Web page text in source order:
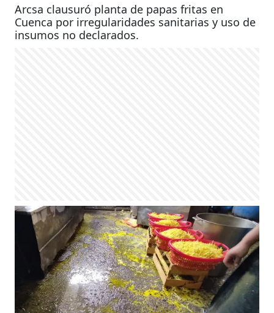
Arcsa clausuró planta de papas fritas en
Cuenca por irregularidades sanitarias y uso de
insumos no declarados.